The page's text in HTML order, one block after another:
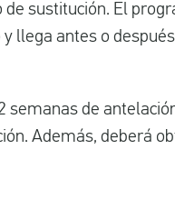
de sustitución. El
llega antes o
semanas de
Además, deberá